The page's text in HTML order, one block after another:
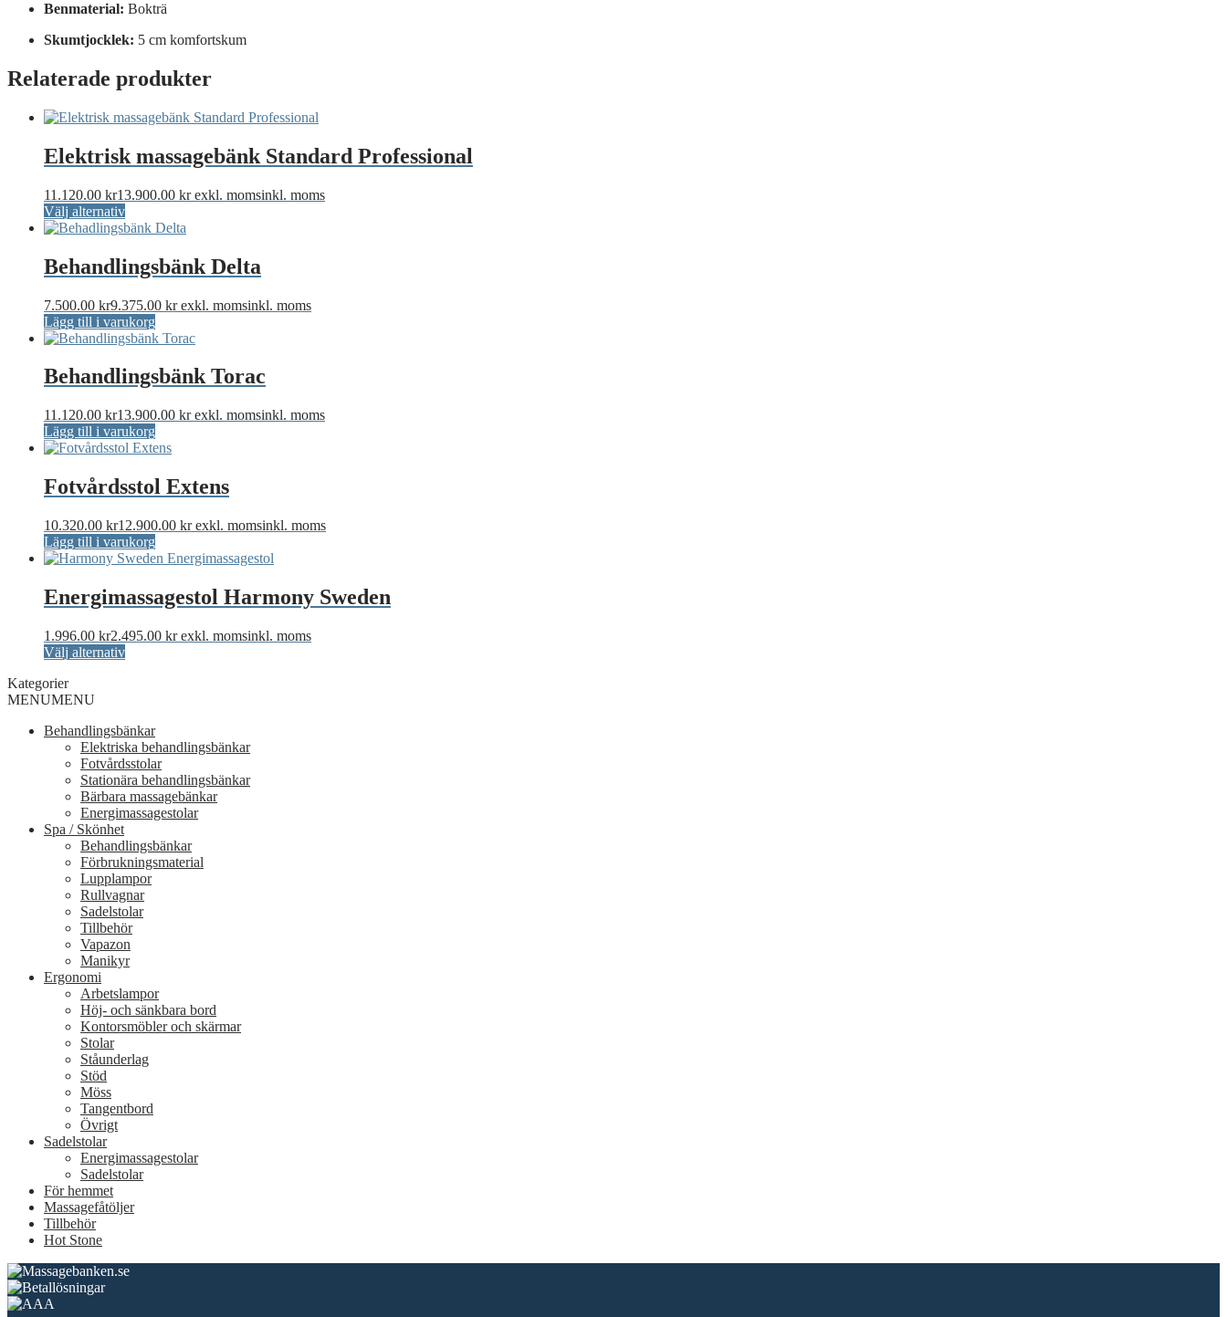
Benmaterial: Bokträ
Skumtjocklek: 5 cm komfortskum
Relaterade produkter
Elektrisk massagebänk Standard Professional
11.120.00 kr13.900.00 kr exkl. momsinkl. moms
Välj alternativDen
här
har
flera
De
olika
alternativen
väljas
på
produktsidan
Behandlingsbänk Delta
7.500.00 kr9.375.00 kr exkl. momsinkl. moms
Lägg till i varukorg
Behandlingsbänk Torac
11.120.00 kr13.900.00 kr exkl. momsinkl. moms
Lägg till i varukorg
Fotvårdsstol Extens
10.320.00 kr12.900.00 kr exkl. momsinkl. moms
Lägg till i varukorg
Energimassagestol Harmony Sweden
1.996.00 kr2.495.00 kr exkl. momsinkl. moms
Välj alternativDen
varianter.
De
olika
alternativen
kan
väljas
på
produktsidan
Kategorier
MENUMENU
Behandlingsbänkar
Elektriska behandlingsbänkar
Fotvårdsstolar
Stationära behandlingsbänkar
Bärbara massagebänkar
Energimassagestolar
Spa / Skönhet
Behandlingsbänkar
Förbrukningsmaterial
Lupplampor
Rullvagnar
Sadelstolar
Tillbehör
Vapazon
Manikyr
Ergonomi
Arbetslampor
Höj- och sänkbara bord
Kontorsmöbler och skärmar
Stolar
Ståunderlag
Stöd
Möss
Tangentbord
Övrigt
Sadelstolar
Energimassagestolar
Sadelstolar
För hemmet
Massagefåtöljer
Tillbehör
Hot Stone